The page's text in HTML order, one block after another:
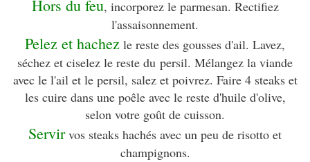
Hors du feu, incorporez le parmesan. Rectifiez
l'assaisonnement.
Pelez et hachez le reste des gousses d'ail. Lavez,
séchez et ciselez le reste du persil. Mélangez la viande
avec le l'ail et le persil, salez et poivrez. Faire 4 steaks et
les cuire dans une poêle avec le reste d'huile d'olive,
selon votre goût de cuisson.
Servirvos steaks hachés avec un peu de risotto et
champignons.